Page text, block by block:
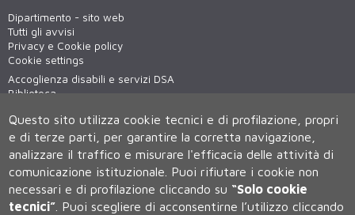
Dipartimento - sito web
Tutti gli avvisi
Privacy e Cookie policy
Cookie settings
Accoglienza disabili e servizi DSA
Biblioteca
WiFi - unisiWireless
Questo sito utilizza cookie tecnici e di profilazione, propri
e di terze parti, per garantire la corretta navigazione,
analizzare il traffico e misurare l'efficacia delle attività di
comunicazione istituzionale. Puoi rifiutare i cookie non
necessari e di profilazione cliccando su “Solo cookie
tecnici” Puoi scegliere di acconsentirne l’utilizzo cliccando